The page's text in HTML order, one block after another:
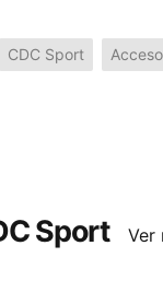
CDC Sport
Sport Ver